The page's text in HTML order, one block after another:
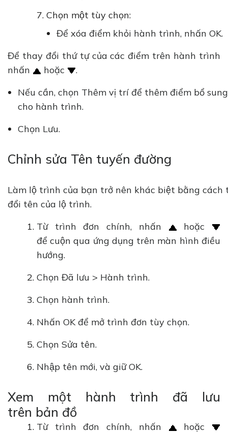
Chọn một tùy chọn:
Để xóa điểm khỏi hành trình, nhấn OK.
Để thay đổi thứ tự của các điểm trên hành trình
nhấn
hoặc
.
Nếu cần, chọn Thêm vị trí để thêm điểm bổ sung
cho hành trình.
Chọn Lưu.
Chỉnh sửa Tên tuyến đường
Làm lộ trình của bạn trở nên khác biệt bằng cách
đổi tên của lộ trình.
Từ trình đơn chính, nhấn
hoặc
để cuộn qua ứng dụng trên màn hình điều
hướng.
Chọn Đã lưu > Hành trình.
Chọn hành trình.
Nhấn OK để mở trình đơn tùy chọn.
Chọn Sửa tên.
Nhập tên mới, và giữ OK.
Xem một hành trình đã lưu
trên bản đồ
Từ trình đơn chính, nhấn
hoặc